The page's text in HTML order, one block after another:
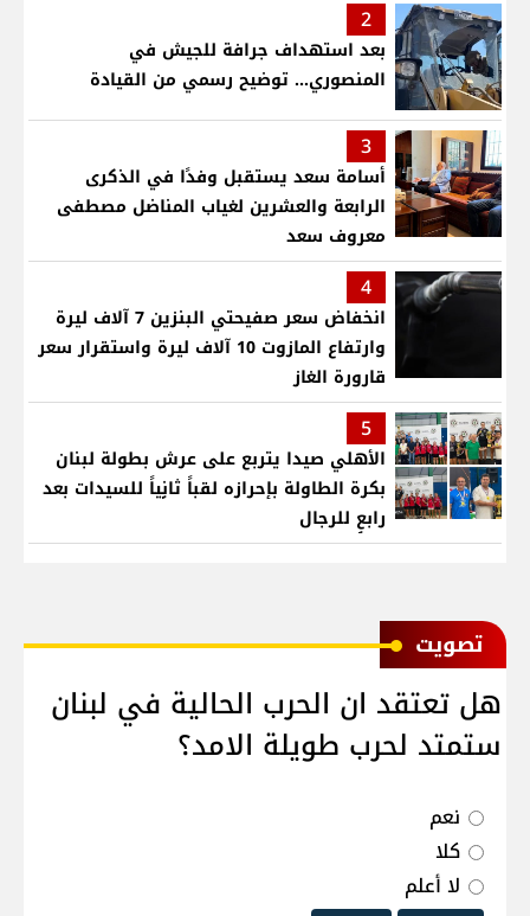
2
بعد استهداف جرافة للجيش في
المنصوري... توضيح رسمي من القيادة
3
أسامة سعد يستقبل وفدًا في الذكرى
الرابعة والعشرين لغياب المناضل مصطفى
معروف سعد
4
انخفاض سعر صفيحتي البنزين 7 آلاف ليرة
وارتفاع المازوت 10 آلاف ليرة واستقرار سعر
قارورة الغاز
5
الأهلي صيدا يتربع على عرش بطولة لبنان
بكرة الطاولة بإحرازه لقباً ثانٍياً للسيدات بعد
رابعٍ للرجال
ﺗﺼﻮﻳﺖ
هل تعتقد ان الحرب الحالية في لبنان
ستمتد لحرب طويلة الامد؟
نعم
كلا
لا أعلم